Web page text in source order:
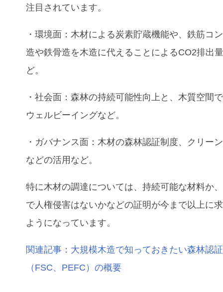
注目されています。
・環境面：木材による炭素貯蔵機能や、鉄筋コ
造や鉄骨造を木造に代えることによるCO2排出
ど。
・社会面：森林の持続可能性向上と、木質空間
ウェルビーイングなど。
・ガバナンス面：木材の森林認証制度、クリー
などの活用など。
特に木材の調達については、持続可能な材料か
で人権侵害はないかなどの証明が今まで以上に
ようになっています。
関連記事：大規模木造で知っておきたい森林認
（FSC、PEFC）の概要